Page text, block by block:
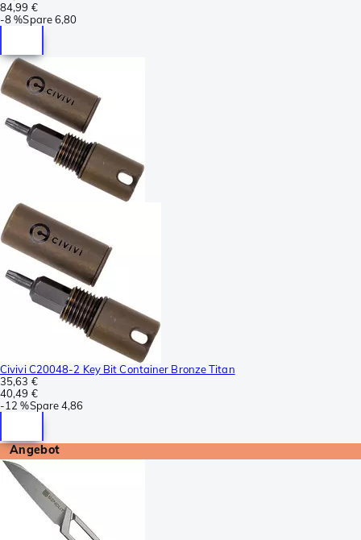
84,99 €
-8 %Spare6,80
Civivi C20048-2 Key Bit Container Bronze Titan
35,63 €
40,49 €
-12 %Spare4,86
Angebot